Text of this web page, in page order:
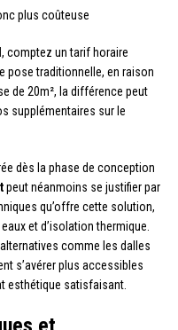
plus coûteuse
, comptez un tarif horaire
pose traditionnelle, en raison
de 20m², la différence peut
supplémentaires sur le
dès la phase de conception
peut néanmoins se justifier par
qu’offre cette solution,
et d’isolation thermique.
comme les dalles
s’avérer plus accessibles
esthétique satisfaisant.